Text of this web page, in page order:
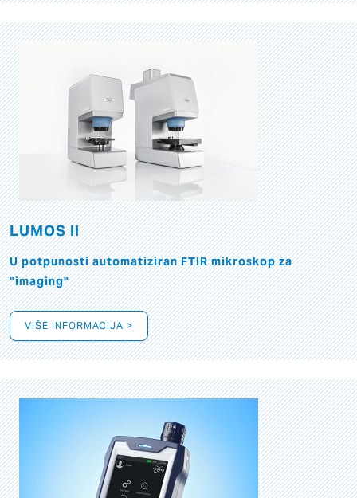
LUMOS II
U potpunosti automatiziran FTIR mikroskop za
"imaging"
VIŠE INFORMACIJA >